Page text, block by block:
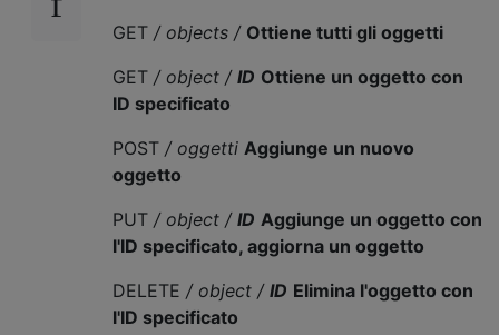
GET / objects / Ottiene tutti gli oggetti
GET / object / ID Ottiene un oggetto con
ID specificato
POST / oggetti Aggiunge un nuovo
oggetto
PUT / object / ID Aggiunge un oggetto con
l'ID specificato, aggiorna un oggetto
DELETE / object / ID Elimina l'oggetto con
l'ID specificato